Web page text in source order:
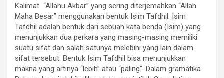
Kalimat “Allahu Akbar” yang sering diterjemahkan “Allah
Maha Besar” menggunakan bentuk Isim Tafdhil. Isim
Tafdhil adalah bentuk dari sebuah kata benda (Isim) yang
menunjukkan dua perkara yang masing-masing memiliki
suatu sifat dan salah satunya melebihi yang lain dalam
sifat tersebut. Bentuk Isim Tafdhil bisa menunjukkan
makna yang artinya “lebih” atau “paling”. Dalam gramatika